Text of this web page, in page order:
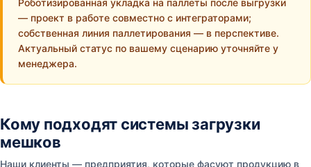
Роботизированная укладка на паллеты после выгрузки
— проект в работе совместно с интеграторами;
собственная линия паллетирования — в перспективе.
Актуальный статус по вашему сценарию уточняйте у
менеджера.
Кому подходят системы загрузки
мешков
Наши клиенты — предприятия, которые фасуют продукцию в